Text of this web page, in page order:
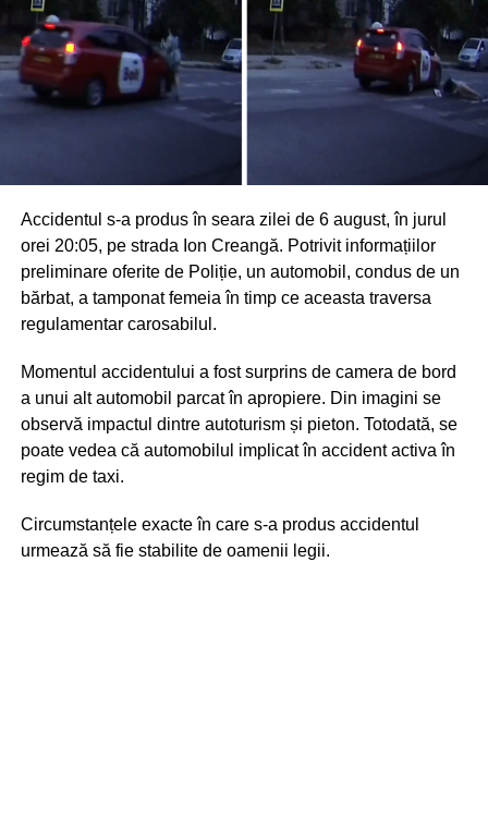
Accidentul s-a produs în seara zilei de 6 august, în jurul
orei 20:05, pe strada Ion Creangă. Potrivit informațiilor
preliminare oferite de Poliție, un automobil, condus de un
bărbat, a tamponat femeia în timp ce aceasta traversa
regulamentar carosabilul.
Momentul accidentului a fost surprins de camera de bord
a unui alt automobil parcat în apropiere. Din imagini se
observă impactul dintre autoturism și pieton. Totodată, se
poate vedea că automobilul implicat în accident activa în
regim de taxi.
Circumstanțele exacte în care s-a produs accidentul
urmează să fie stabilite de oamenii legii.